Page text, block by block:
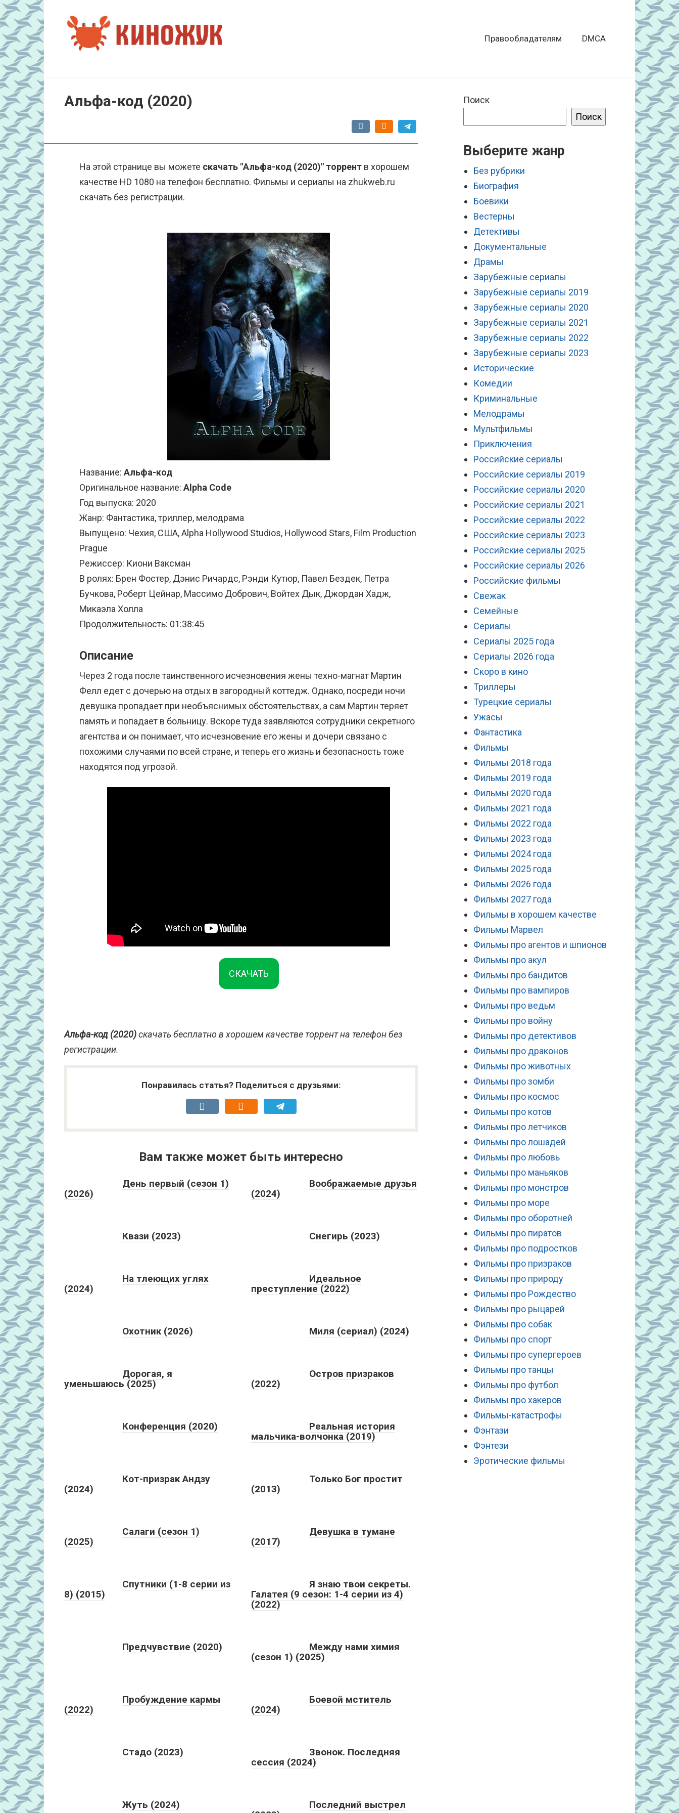
Перейти
к
контенту
Правообладателям DMCA
Альфа-код (2020)
На этой странице вы можете скачать "Альфа-код (2020)" торрент в хорошем
качестве HD 1080 на телефон бесплатно. Фильмы и сериалы на zhukweb.ru
скачать без регистрации.
Название: Альфа-код
Оригинальное название: Alpha Code
Год выпуска: 2020
Жанр: Фантастика, триллер, мелодрама
Выпущено: Чехия, США, Alpha Hollywood Studios, Hollywood Stars, Film Production
Prague
Режиссер: Киони Ваксман
В ролях: Брен Фостер, Дэнис Ричардс, Рэнди Кутюр, Павел Бездек, Петра
Бучкова, Роберт Цейнар, Массимо Добрович, Войтех Дык, Джордан Хадж,
Микаэла Холла
Продолжительность: 01:38:45
Описание
Через 2 года после таинственного исчезновения жены техно-магнат Мартин
Фелл едет с дочерью на отдых в загородный коттедж. Однако, посреди ночи
девушка пропадает при необъяснимых обстоятельствах, а сам Мартин теряет
память и попадает в больницу. Вскоре туда заявляются сотрудники секретного
агентства и он понимает, что исчезновение его жены и дочери связано с
похожими случаями по всей стране, и теперь его жизнь и безопасность тоже
находятся под угрозой.
СКАЧАТЬ
Альфа-код (2020)скачать бесплатно в хорошем качестве торрент на телефон без
регистрации.
Понравилась статья? Поделиться с друзьями:
Вам также может быть интересно
День первый (сезон 1)
(2026)
Воображаемые друзья
(2024)
Квази (2023) Снегирь (2023)
На тлеющих углях
(2024)
Идеальное
преступление (2022)
Охотник (2026) Миля (сериал) (2024)
Дорогая, я
уменьшаюсь (2025)
Остров призраков
(2022)
Конференция (2020)
Реальная история
мальчика-волчонка (2019)
Кот-призрак Андзу
(2024)
Только Бог простит
(2013)
Салаги (сезон 1)
(2025)
Девушка в тумане
(2017)
Спутники (1-8 серии из
8) (2015)
Я знаю твои секреты.
Галатея (9 сезон: 1-4 серии из 4)
(2022)
Предчувствие (2020)
Между нами химия
(сезон 1) (2025)
Пробуждение кармы
(2022)
Боевой мститель
(2024)
Стадо (2023)
Звонок. Последняя
сессия (2024)
Жуть (2024)
Последний выстрел
Поиск
Поиск
Выберите жанр
Без рубрики
Биография
Боевики
Вестерны
Детективы
Документальные
Драмы
Зарубежные сериалы
Зарубежные сериалы 2019
Зарубежные сериалы 2020
Зарубежные сериалы 2021
Зарубежные сериалы 2022
Зарубежные сериалы 2023
Исторические
Комедии
Криминальные
Мелодрамы
Мультфильмы
Приключения
Российские сериалы
Российские сериалы 2019
Российские сериалы 2020
Российские сериалы 2021
Российские сериалы 2022
Российские сериалы 2023
Российские сериалы 2025
Российские сериалы 2026
Российские фильмы
Свежак
Семейные
Сериалы
Сериалы 2025 года
Сериалы 2026 года
Скоро в кино
Триллеры
Турецкие сериалы
Ужасы
Фантастика
Фильмы
Фильмы 2018 года
Фильмы 2019 года
Фильмы 2020 года
Фильмы 2021 года
Фильмы 2022 года
Фильмы 2023 года
Фильмы 2024 года
Фильмы 2025 года
Фильмы 2026 года
Фильмы 2027 года
Фильмы в хорошем качестве
Фильмы Марвел
Фильмы про агентов и шпионов
Фильмы про акул
Фильмы про бандитов
Фильмы про вампиров
Фильмы про ведьм
Фильмы про войну
Фильмы про детективов
Фильмы про драконов
Фильмы про животных
Фильмы про зомби
Фильмы про космос
Фильмы про котов
Фильмы про летчиков
Фильмы про лошадей
Фильмы про любовь
Фильмы про маньяков
Фильмы про монстров
Фильмы про море
Фильмы про оборотней
Фильмы про пиратов
Фильмы про подростков
Фильмы про призраков
Фильмы про природу
Фильмы про Рождество
Фильмы про рыцарей
Фильмы про собак
Фильмы про спорт
Фильмы про супергероев
Фильмы про танцы
Фильмы про футбол
Фильмы про хакеров
Фильмы-катастрофы
Фэнтази
Фэнтези
Эротические фильмы